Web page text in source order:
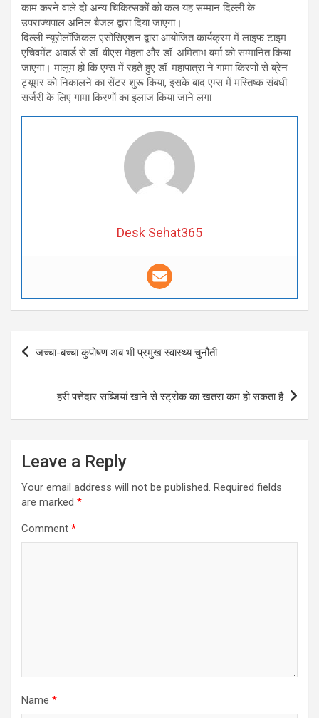
काम करने वाले दो अन्य चिकित्सकों को कल यह सम्मान दिल्ली के
उपराज्यपाल अनिल बैजल द्वारा दिया जाएगा।
दिल्ली न्यूरोलॉजिकल एसोसिएशन द्वारा आयोजित कार्यक्रम में लाइफ टाइम
एचिवमेंट अवार्ड से डॉ. वीएस मेहता और डॉ. अमिताभ वर्मा को सम्मानित किया
जाएगा। मालूम हो कि एम्स में रहते हुए डॉ. महापात्रा ने गामा किरणों से ब्रेन
ट्यूमर को निकालने का सेंटर शुरू किया, इसके बाद एम्स में मस्तिष्क संबंधी
सर्जरी के लिए गामा किरणों का इलाज किया जाने लगा
Desk Sehat365
Post
navigation
जच्चा-बच्चा कुपोषण अब भी प्रमुख स्वास्थ्य चुनौती
हरी पत्तेदार सब्जियां खाने से स्ट्रोक का खतरा कम हो सकता है
Leave a Reply
Your email address will not be published. Required fields
are marked *
Comment *
Name *